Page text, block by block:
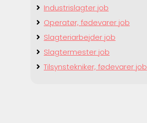
Industrislagter job
Operatør, fødevarer job
Slagteriarbejder job
Slagtermester job
Tilsynstekniker, fødevarer job